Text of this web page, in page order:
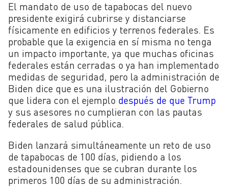
El mandato de uso de tapabocas del nuevo
presidente exigirá cubrirse y distanciarse
físicamente en edificios y terrenos federales. Es
probable que la exigencia en sí misma no tenga
un impacto importante, ya que muchas oficinas
federales están cerradas o ya han implementado
medidas de seguridad, pero la administración de
Biden dice que es una ilustración del Gobierno
que lidera con el ejemplo después de que Trump
y sus asesores no cumplieran con las pautas
federales de salud pública.
Biden lanzará simultáneamente un reto de uso
de tapabocas de 100 días, pidiendo a los
estadounidenses que se cubran durante los
primeros 100 días de su administración.